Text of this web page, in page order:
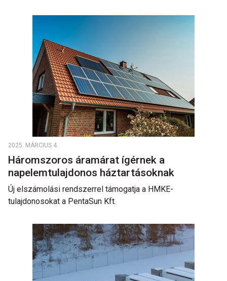
2025. MÁRCIUS 4.
Háromszoros áramárat ígérnek a
napelemtulajdonos háztartásoknak
Új elszámolási rendszerrel támogatja a HMKE-
tulajdonosokat a PentaSun Kft.